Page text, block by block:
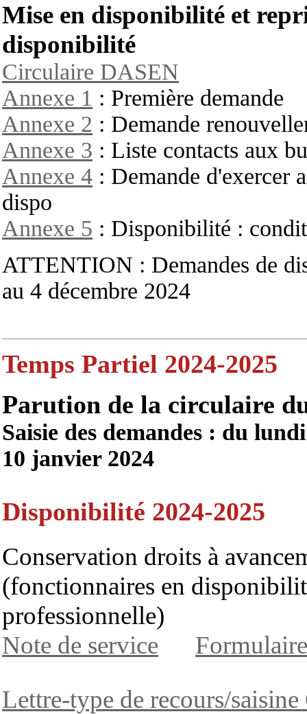
Mise en disponibilité et
disponibilité
Circulaire DASEN
Annexe 1 : Première demande
Annexe 2 : Demande
Annexe 3 : Liste contacts aux
Annexe 4 : Demande d'exercer
dispo
Annexe 5 : Disponibilité :
ATTENTION : Demandes de
au 4 décembre 2024
Temps Partiel 2024-2025
Parution de la circulaire
Saisie des demandes : du
10 janvier 2024
Disponibilité 2024-2025
Conservation droits à
(fonctionnaires en
professionnelle)
Note de service
Lettre-type de recours/